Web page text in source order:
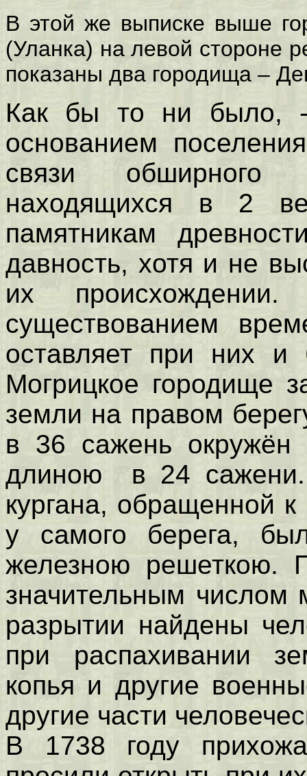
В этой же выписке выше
(Уланка) на левой стороне
показаны два городища –
Как бы то ни было,
основанием
связи обширного
находящихся в 2
памятникам
давность, хотя и не
их
существованием
оставляет при них и
Могрицкое городище
земли на правом
в 36 сажень
длиною в 24 сажени.
кургана, обращенной
у самого берега,
железною решеткою.
значительным числом
разрытии найдены
при распахивании
копья и другие
другие части
В 1738 году